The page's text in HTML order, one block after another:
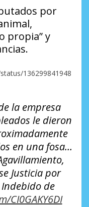
por
propia” y
136299841948
la empresa
le dieron
en una fosa…
Justicia por
de
CI0GAKY6DI